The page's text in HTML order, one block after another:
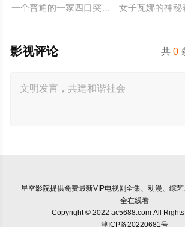
一个普通的一家四口突遭诡异变故，被困
女子瓦娜的神秘
共0
影视评论
星空影院提供免费最新VIP电视剧全集、动漫、综
全在线看
Copyright © 2022 ac5688.com All
津ICP备20220681号